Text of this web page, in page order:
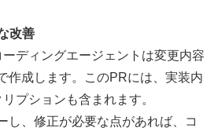
改善
ディングエージェントは変更内容
作成します。このPRには、実装内
プションも含まれます。
し、修正が必要な点があれば、コ